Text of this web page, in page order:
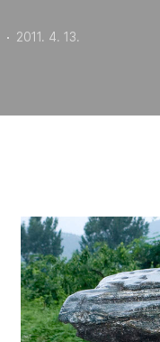
2011. 4. 13.